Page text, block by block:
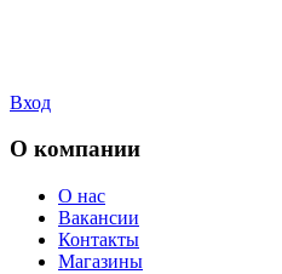
Вход
О компании
О нас
Вакансии
Контакты
Магазины